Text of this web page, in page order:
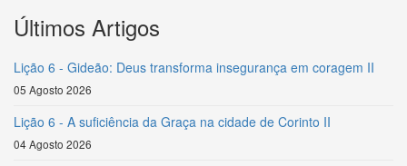
Últimos Artigos
Lição 6 - Gideão: Deus transforma insegurança em coragem II
05 Agosto 2026
Lição 6 - A suficiência da Graça na cidade de Corinto II
04 Agosto 2026